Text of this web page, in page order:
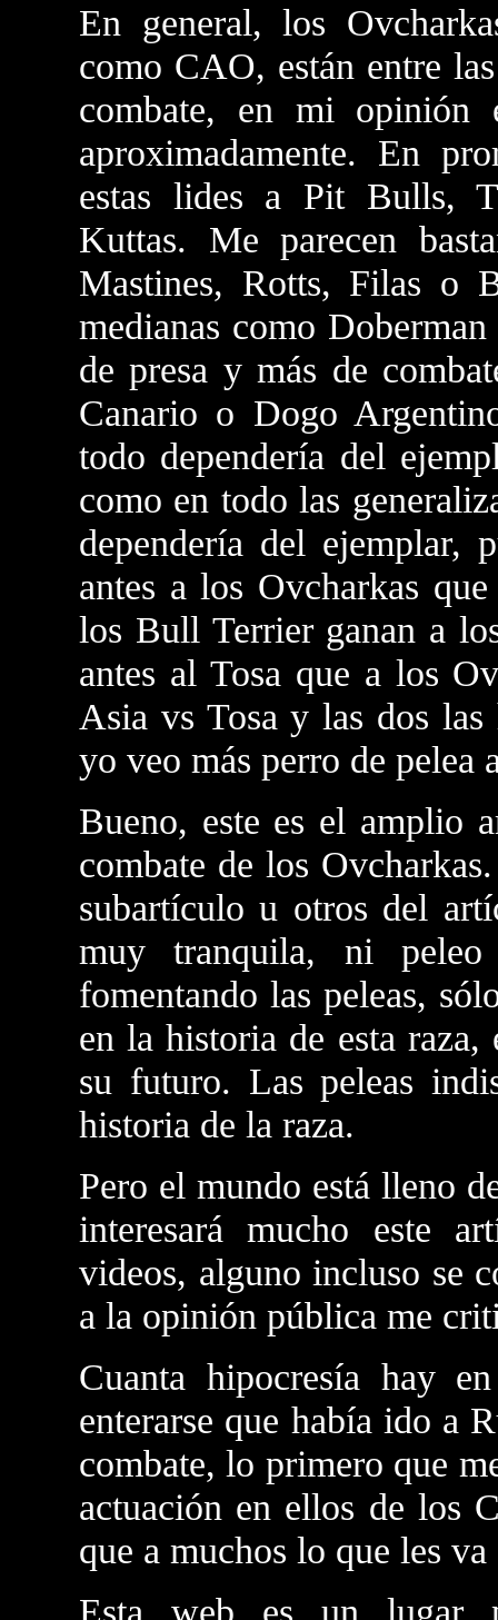
En general, los
como CAO, están entre
combate, en mi opinión
aproximadamente. En
estas lides a Pit Bulls,
Kuttas. Me parecen
Mastines, Rotts, Filas o
medianas como
de presa y más de
Canario o Dogo
todo dependería del
como en todo las
dependería del ejemplar,
antes a los Ovcharkas
los Bull Terrier ganan a
antes al Tosa que a los
Asia vs Tosa y las dos
yo veo más perro de pelea
Bueno, este es el amplio
combate de los
subartículo u otros del
muy tranquila, ni
fomentando las peleas,
en la historia de esta raza,
su futuro. Las peleas
historia de la raza.
Pero el mundo está lleno
interesará mucho este
videos, alguno incluso se
a la opinión pública me
Cuanta hipocresía hay
enterarse que había ido a
combate, lo primero que
actuación en ellos de los
que a muchos lo que les
Esta web es un lugar